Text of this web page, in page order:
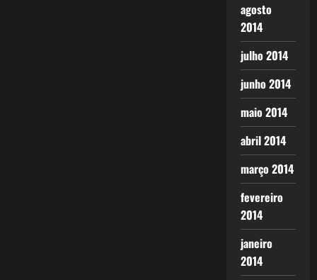
agosto
2014
julho 2014
junho 2014
maio 2014
abril 2014
março 2014
fevereiro
2014
janeiro
2014